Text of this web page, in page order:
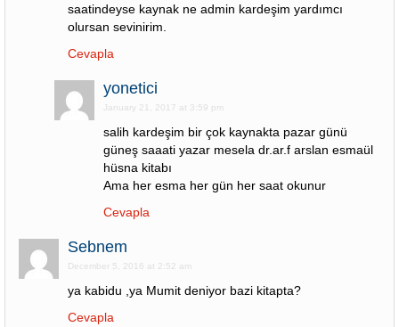
saatindeyse kaynak ne admin kardeşim yardımcı
olursan sevinirim.
Cevapla
yonetici
January 21, 2017 at 3:59 pm
salih kardeşim bir çok kaynakta pazar günü
güneş saaati yazar mesela dr.ar.f arslan esmaül
hüsna kitabı
Ama her esma her gün her saat okunur
Cevapla
Sebnem
December 5, 2016 at 2:52 am
ya kabidu ,ya Mumit deniyor bazi kitapta?
Cevapla